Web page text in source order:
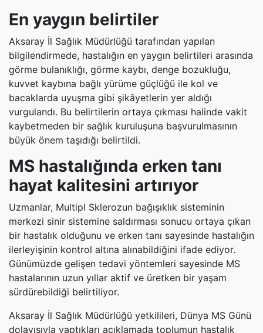
En yaygın belirtiler
Aksaray İl Sağlık Müdürlüğü tarafından yapılan
bilgilendirmede, hastalığın en yaygın belirtileri arasında
görme bulanıklığı, görme kaybı, denge bozukluğu,
kuvvet kaybına bağlı yürüme güçlüğü ile kol ve
bacaklarda uyuşma gibi şikâyetlerin yer aldığı
vurgulandı. Bu belirtilerin ortaya çıkması halinde vakit
kaybetmeden bir sağlık kuruluşuna başvurulmasının
büyük önem taşıdığı belirtildi.
MS hastalığında erken tanı
hayat kalitesini artırıyor
Uzmanlar, Multipl Sklerozun bağışıklık sisteminin
merkezi sinir sistemine saldırması sonucu ortaya çıkan
bir hastalık olduğunu ve erken tanı sayesinde hastalığın
ilerleyişinin kontrol altına alınabildiğini ifade ediyor.
Günümüzde gelişen tedavi yöntemleri sayesinde MS
hastalarının uzun yıllar aktif ve üretken bir yaşam
sürdürebildiği belirtiliyor.
Aksaray İl Sağlık Müdürlüğü yetkilileri, Dünya MS Günü
dolayısıyla yaptıkları açıklamada toplumun hastalık